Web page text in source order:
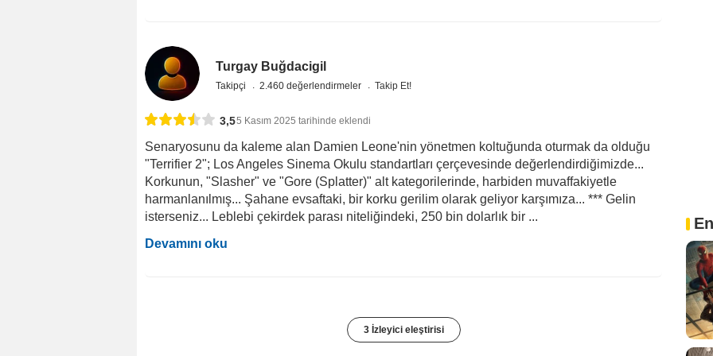
Turgay Buğdacigil
Takipçi 2.460 değerlendirmeler Takip Et!
3,55 Kasım 2025 tarihinde eklendi
Senaryosunu da kaleme alan Damien Leone'nin yönetmen koltuğunda oturmak da olduğu
"Terrifier 2"; Los Angeles Sinema Okulu standartları çerçevesinde değerlendirdiğimizde...
Korkunun, "Slasher" ve "Gore (Splatter)" alt kategorilerinde, harbiden muvaffakiyetle
harmanlanılmış... Şahane evsaftaki, bir korku gerilim olarak geliyor karşımıza... *** Gelin
isterseniz... Leblebi çekirdek parası niteliğindeki, 250 bin dolarlık bir ...
Devamını oku
3 İzleyici eleştirisi